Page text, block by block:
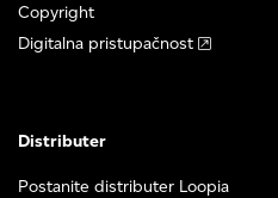
Copyright
Digitalna pristupačnost
Distributer
Postanite distributer Loopia